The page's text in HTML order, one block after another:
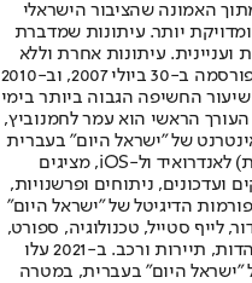
האמונה שהציבור הישראלי
יותר. עיתונות שמדברת
ועניינית. עיתונות אחרת וללא
תשלום. המהדורה המודפסת הראשונה פורסמה ב-30 ביולי 2007, וב-2010
החשיפה הגבוה ביותר בימי
הראשי הוא עמר לחמנוביץ,
של "ישראל היום" בעברית
ובאנגלית, כמו כן היישומונים (אפליקציות) לאנדרואיד ול-iOS, מציגים
ועדכונים, ניתוחים ופרשנויות,
הדיגיטל של "ישראל היום"
לייף סטייל, טכנולוגיה, ספורט,
כלכלה וצרכנות, בריאות, חיילים, אוכל, יהדות, תיירות ורכב. ב-2021 עלו
"ישראל היום" בעברית, במטרה